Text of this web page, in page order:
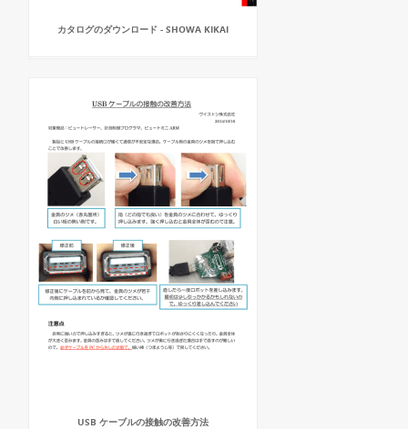
カタログのダウンロード - SHOWA KIKAI
USB ケーブルの接触の改善方法